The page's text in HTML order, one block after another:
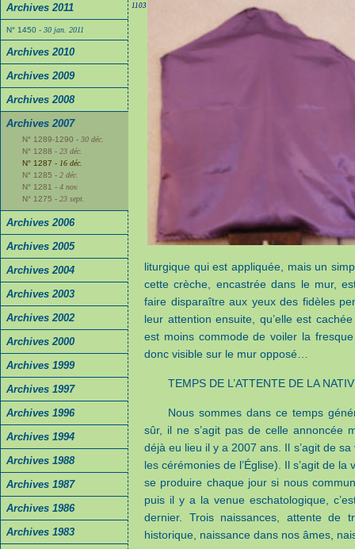
Archives 2011
N° 1450 - 30 jan. 2011
Archives 2010
Archives 2009
Archives 2008
Archives 2007
N° 1289-1290 - 30 déc.
N° 1288 - 23 déc.
N° 1287 - 16 déc.
N° 1285 - 2 déc.
N° 1281 - 4 nov.
N° 1275 - 23 sept.
Archives 2006
Archives 2005
Archives 2004
Archives 2003
Archives 2002
Archives 2000
Archives 1999
Archives 1997
Archives 1996
Archives 1994
Archives 1988
Archives 1987
Archives 1986
Archives 1983
1103
liturgique qui est appliquée, mais un
cette crèche, encastrée dans le mur,
faire disparaître aux yeux des fidèles
leur attention ensuite, qu’elle est
est moins commode de voiler la
donc visible sur le mur opposé…
TEMPS DE L’ATTENTE DE LA
Nous sommes dans ce temps
sûr, il ne s’agit pas de celle annoncée
déjà eu lieu il y a 2007 ans. Il s’agit de
les cérémonies de l’Église). Il s’agit de
se produire chaque jour si nous
puis il y a la venue eschatologique,
dernier. Trois naissances, attente de
historique, naissance dans nos âmes,